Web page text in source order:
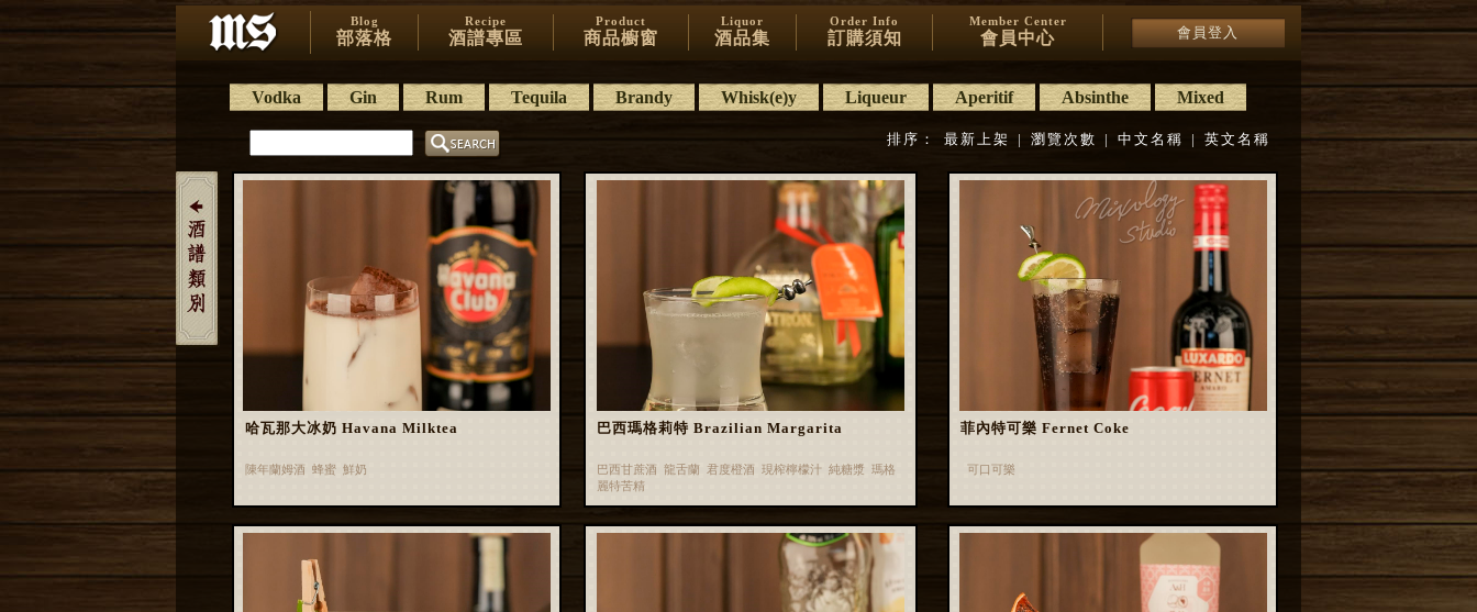
Blog
部落格
Recipe
酒譜專區
Product
商品櫥窗
Liquor
酒品集
Order Info
訂購須知
Member Center
會員中心 會員登入
Vodka Gin Rum Tequila Brandy Whisk(e)y Liqueur Aperitif Absinthe Mixed
排序： 最新上架 | 瀏覽次數 | 中文名稱 | 英文名稱
哈瓦那大冰奶 Havana Milktea
陳年蘭姆酒 蜂蜜 鮮奶
巴西瑪格莉特 Brazilian Margarita
巴西甘蔗酒 龍舌蘭 君度橙酒 現榨檸檬汁 純糖漿 瑪格
麗特苦精
菲內特可樂 Fernet Coke
可口可樂